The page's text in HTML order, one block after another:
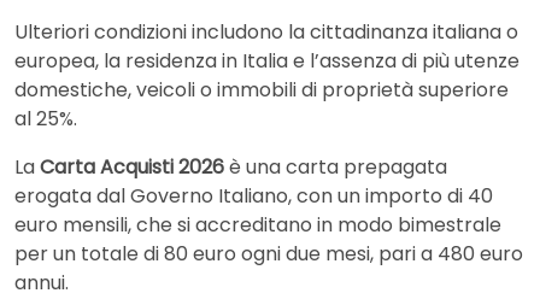
Ulteriori condizioni includono la cittadinanza italiana o
europea, la residenza in Italia e l’assenza di più utenze
domestiche, veicoli o immobili di proprietà superiore
al 25%.
LaCarta Acquisti 2026è una carta prepagata
erogata dal Governo Italiano, con un importo di 40
euro mensili, che si accreditano in modo bimestrale
per un totale di 80 euro ogni due mesi, pari a 480 euro
annui.